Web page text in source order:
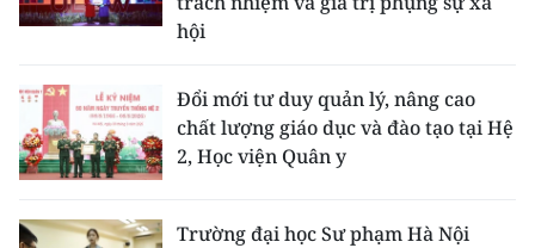
hội
Đổi mới tư duy quản lý, nâng cao
chất lượng giáo dục và đào tạo tại Hệ
2, Học viện Quân y
Trường đại học Sư phạm Hà Nội